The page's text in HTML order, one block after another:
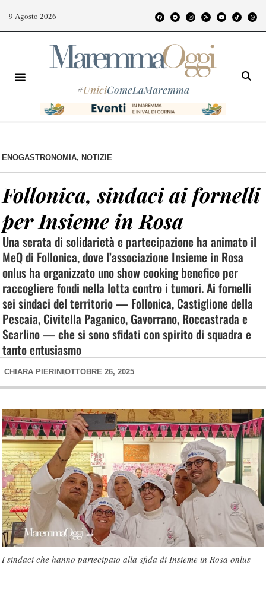
9 Agosto 2026
#UniciComeLaMaremma
ENOGASTRONOMIA, NOTIZIE
Follonica, sindaci ai fornelli
per Insieme in Rosa
Una serata di solidarietà e partecipazione ha animato il
MeQ di Follonica, dove l’associazione Insieme in Rosa
onlus ha organizzato uno show cooking benefico per
raccogliere fondi nella lotta contro i tumori. Ai fornelli
sei sindaci del territorio — Follonica, Castiglione della
Pescaia, Civitella Paganico, Gavorrano, Roccastrada e
Scarlino — che si sono sfidati con spirito di squadra e
tanto entusiasmo
CHIARA PIERINI OTTOBRE 26, 2025
I sindaci che hanno partecipato alla sfida di Insieme in Rosa onlus